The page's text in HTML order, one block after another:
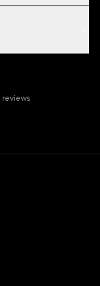
reviews